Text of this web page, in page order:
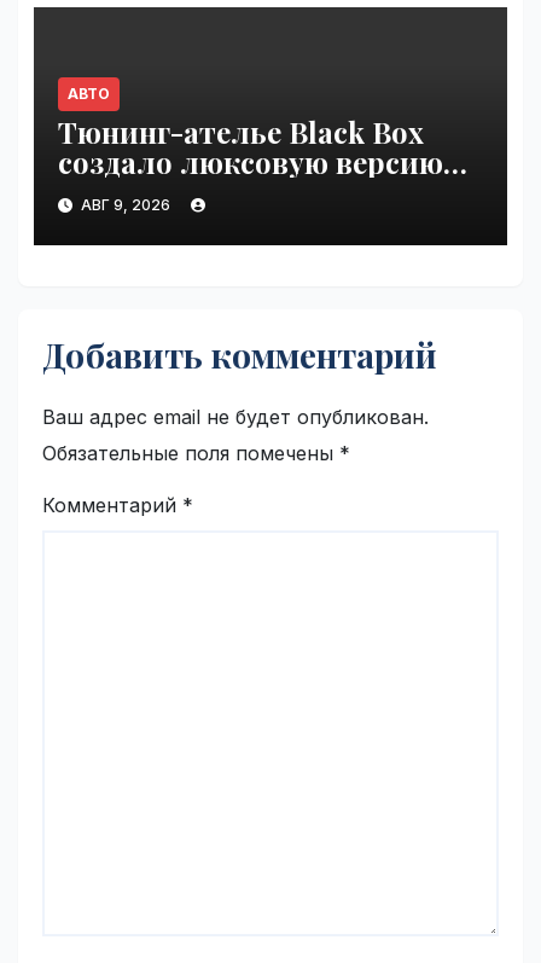
АВТО
Тюнинг-ателье Black Box
создало люксовую версию
Land Cruiser 70 | VseTime.ru
АВГ 9, 2026
Добавить комментарий
Ваш адрес email не будет опубликован.
Обязательные поля помечены *
Комментарий *